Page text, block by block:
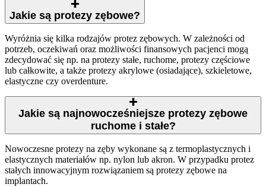
Jakie są protezy zębowe?
Wyróżnia się kilka rodzajów protez zębowych. W zależności od
potrzeb, oczekiwań oraz możliwości finansowych pacjenci mogą
zdecydować się np. na protezy stałe, ruchome, protezy częściowe
lub całkowite, a także protezy akrylowe (osiadające), szkieletowe,
elastyczne czy overdenture.
Jakie są najnowocześniejsze protezy zębowe
ruchome i stałe?
Nowoczesne protezy na zęby wykonane są z termoplastycznych i
elastycznych materiałów np. nylon lub akron. W przypadku protez
stałych innowacyjnym rozwiązaniem są protezy zębowe na
implantach.